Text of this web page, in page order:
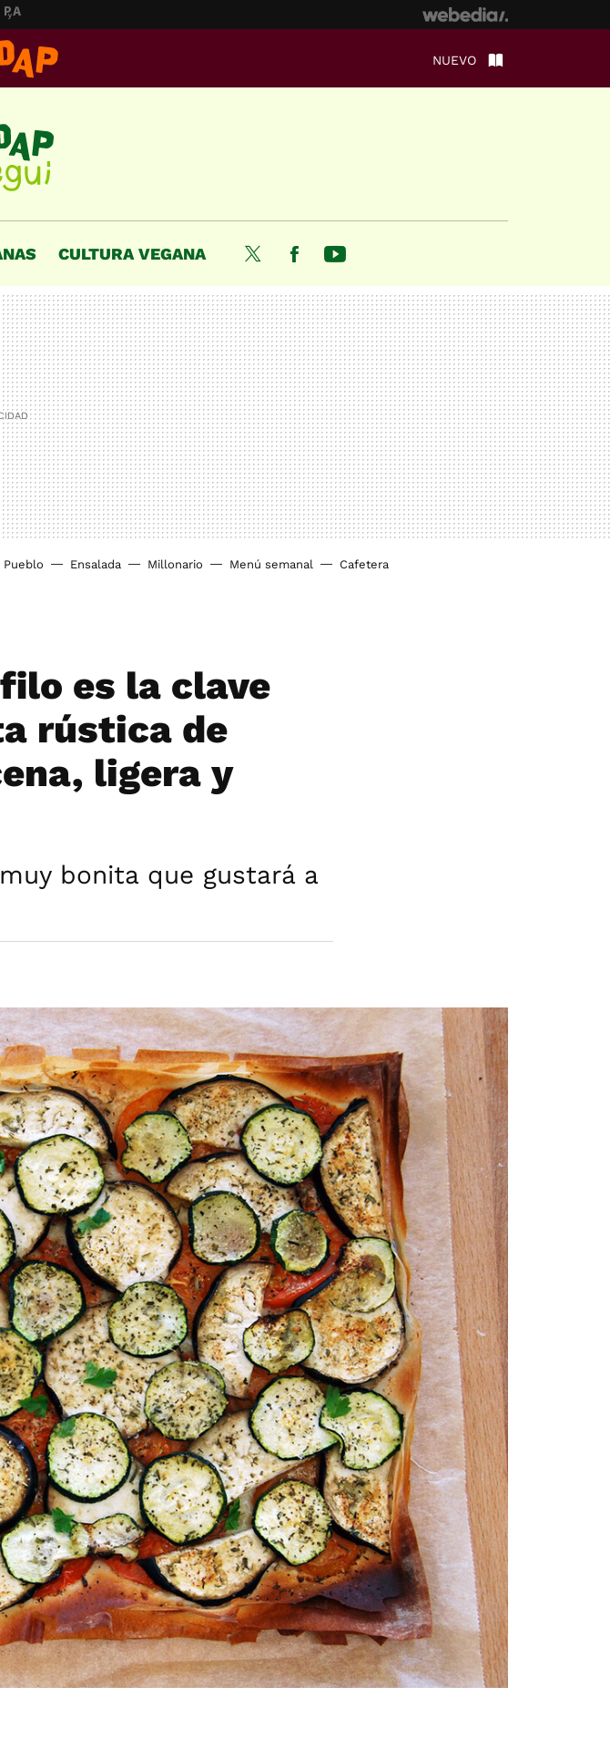
NUEVO
CULTURA VEGANA Twitter FacebookYoutube
Pueblo Ensalada Millonario Menú semanal Cafetera
es la clave
rústica de
ligera y
bonita que gustará a